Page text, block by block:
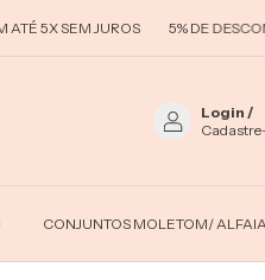
SEM JUROS 5% DE DESCONTO
Login /
CONJUNTOS MOLETOM/